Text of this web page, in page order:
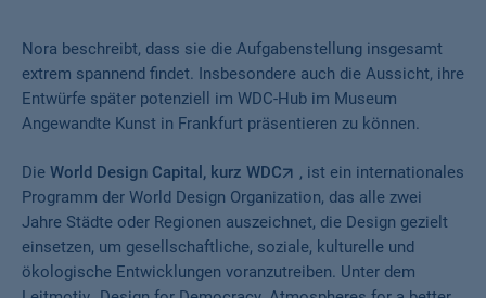
Nora beschreibt, dass sie die Aufgabenstellung insgesamt
extrem spannend findet. Insbesondere auch die Aussicht, ihre
Entwürfe später potenziell im WDC-Hub im Museum
Angewandte Kunst in Frankfurt präsentieren zu können.
Die World Design Capital, kurz WDC
, ist ein internationales
Programm der World Design Organization, das alle zwei
Jahre Städte oder Regionen auszeichnet, die Design gezielt
einsetzen, um gesellschaftliche, soziale, kulturelle und
ökologische Entwicklungen voranzutreiben. Unter dem